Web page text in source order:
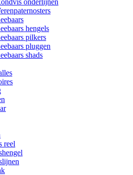
onderlijnen
hengels
pilkers
pluggen
shads
reel